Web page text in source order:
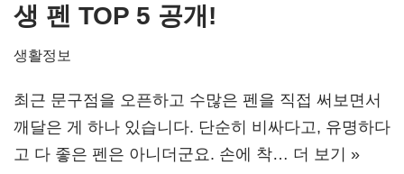
생 펜 TOP 5 공개!
생활정보
최근 문구점을 오픈하고 수많은 펜을 직접 써보면서
깨달은 게 하나 있습니다. 단순히 비싸다고, 유명하다
고 다 좋은 펜은 아니더군요. 손에 착… 더 보기 »